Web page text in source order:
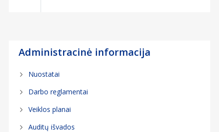
Administracinė informacija
Nuostatai
Darbo reglamentai
Veiklos planai
Auditų išvados